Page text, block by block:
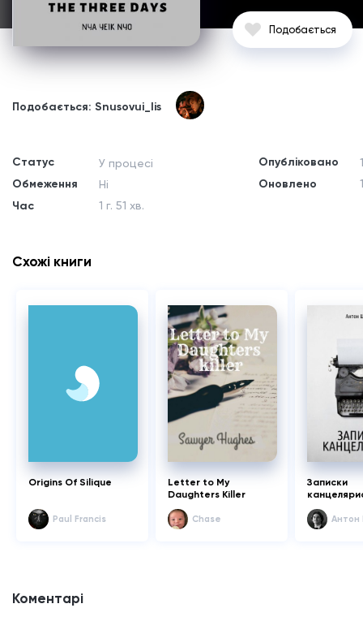
Подобається
Подобається: Snusovui_lis
Статус
Обмеження
Час
У процесі
Ні
1 г. 51 хв.
Опубліковано
Оновлено
Схожі книги
Origins Of Silique
Paul Francis
Letter to My
Daughters Killer
Chase
Записки
Антон
Коментарі